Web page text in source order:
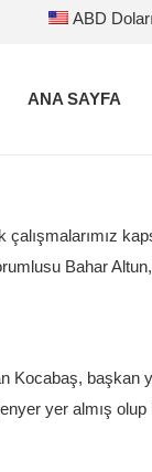
ABD Doları
ANA SAYFA
Bahar
Kocabaş, başkan
yer almış